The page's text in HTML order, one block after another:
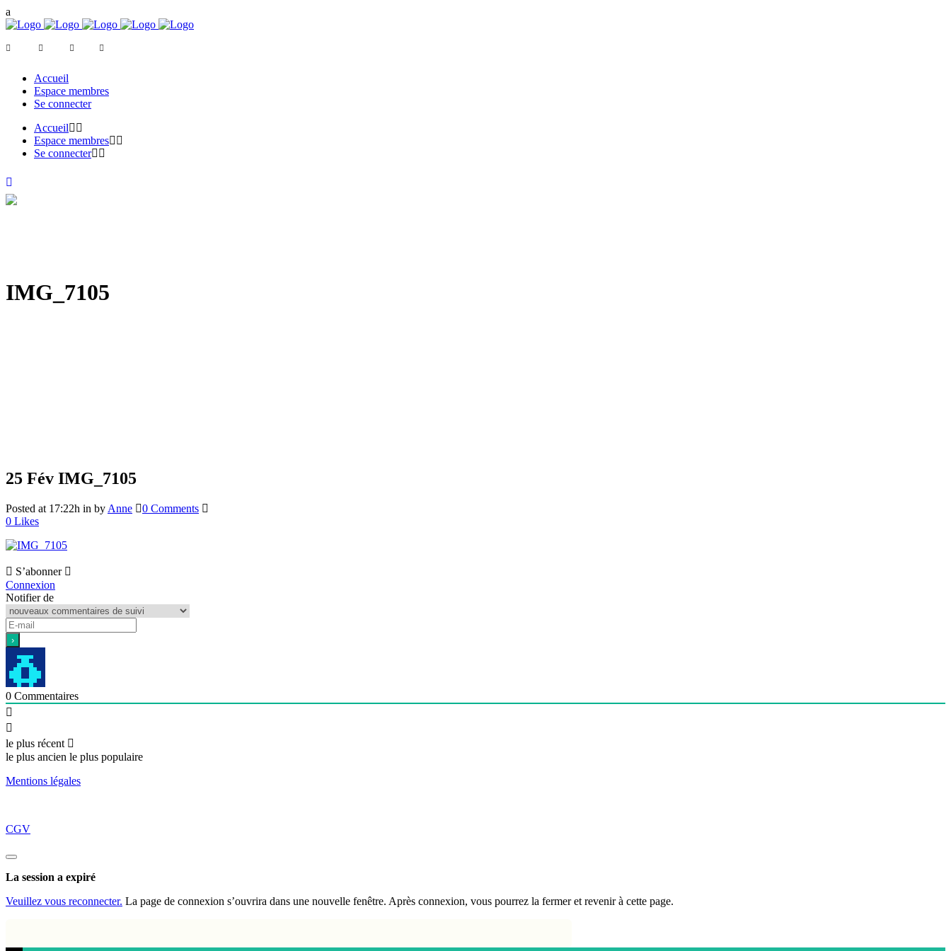
Accueil
Espace membres
Se connecter
Accueil
Espace membres
Se connecter
IMG_7105
25 Fév IMG_7105
Posted at 17:22h in by Anne
0 Comments
0 Likes
S’abonner
Connexion
Notifier de
0 Commentaires
le plus récent
le plus ancien le plus populaire
Mentions légales
CGV
Fermez
boite
dialogue
La session a expiré
Veuillez vous reconnecter. La page de connexion s’ouvrira dans une nouvelle fenêtre. Après connexion, vous pourrez la fermer et revenir à cette page.